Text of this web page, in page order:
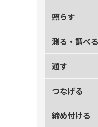
照らす
測る・調べる
通す
つなげる
締め付ける